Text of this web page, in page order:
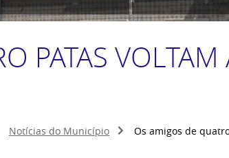
PATAS
Notícias do Município Os amigos de